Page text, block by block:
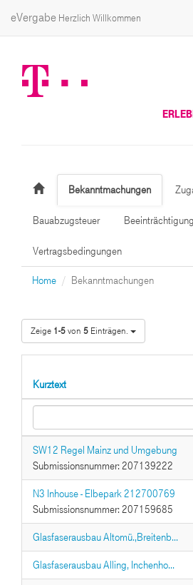
eVergabe Herzlich Willkommen
Bekanntmachungen
Bauabzugsteuer
Vertragsbedingungen
Home Bekanntmachungen
Zeige 1-5von 5 Einträgen.
Kurztext
SW12 Regel Mainz und Umgebung
Submissionsnummer: 207139222
N3 Inhouse - Elbepark 212700769
Submissionsnummer: 207159685
Glasfaserausbau Altomü.,Breitenb...
Glasfaserausbau Alling, Inchenho...